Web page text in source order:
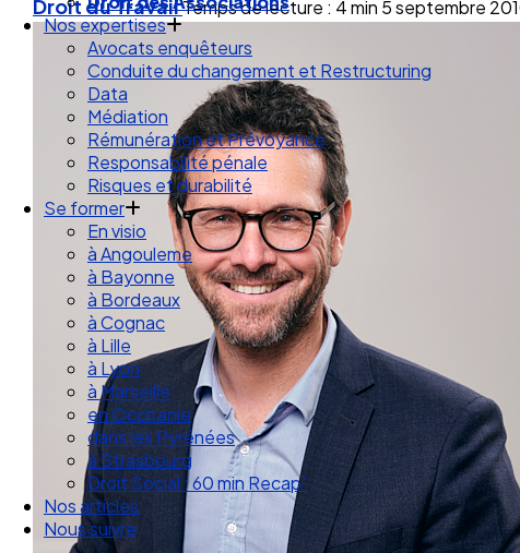
Nos expertises
Avocats enquêteurs
Conduite du changement et Restructuring
Data
Médiation
Rémunération et Prévoyance
Responsabilité pénale
Risques et durabilité
Se former
En visio
à Angouleme
à Bayonne
à Bordeaux
à Cognac
à Lille
à Lyon
à Marseille
en Occitanie
dans les Pyrénées
à Strasbourg
Droit Social : 60 min Recap’
Nos articles
Nous suivre
Droit du TravailTemps de lecture : 4 min 5 septembre